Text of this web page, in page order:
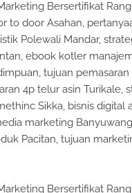
Bersertifikat
to door Asahan,
Polewali Mandar,
ebook kotler
tujuan
4p telur asin Turikale,
Sikka, bisnis digital
marketing
Pacitan, tujuan
Bersertifikat